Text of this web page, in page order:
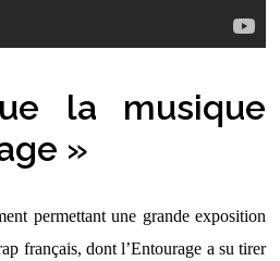
la musique
»
permettant une grande exposition
français, dont l’Entourage a su tirer